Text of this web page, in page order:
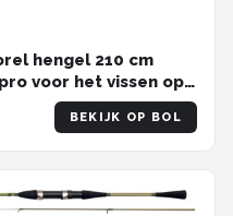
hengel 210 cm
voor het vissen op
BEKIJK OP BOL